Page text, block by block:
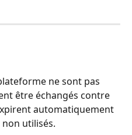
ne sont pas
être échangés contre
automatiquement
utilisés.